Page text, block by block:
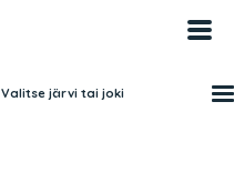
Valitse järvi tai joki